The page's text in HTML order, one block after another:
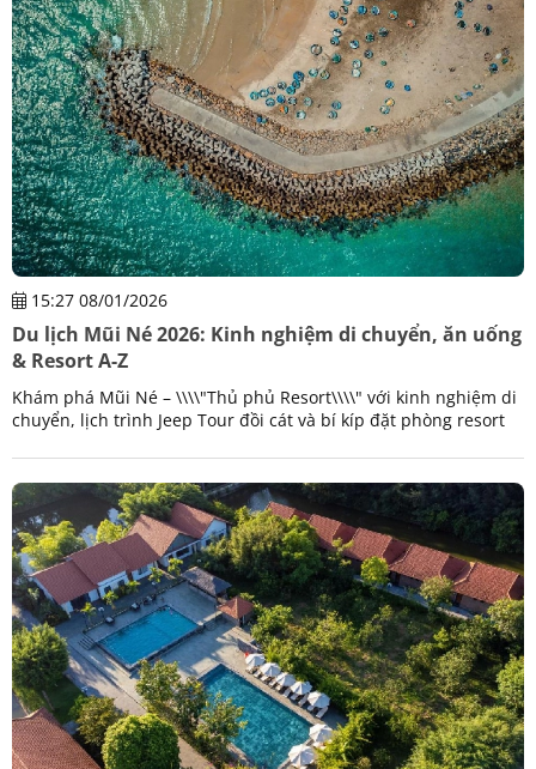
15:27 08/01/2026
Du lịch Mũi Né 2026: Kinh nghiệm di chuyển, ăn uống
& Resort A-Z
Khám phá Mũi Né – \\\\"Thủ phủ Resort\\\\" với kinh nghiệm di
chuyển, lịch trình Jeep Tour đồi cát và bí kíp đặt phòng resort